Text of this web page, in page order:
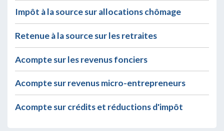
Impôt à la source sur allocations chômage
Retenue à la source sur les retraites
Acompte sur les revenus fonciers
Acompte sur revenus micro-entrepreneurs
Acompte sur crédits et réductions d'impôt